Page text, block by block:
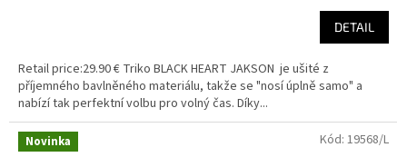
DETAIL
Retail price:29.90 € Triko BLACK HEART JAKSON je ušité z
příjemného bavlněného materiálu, takže se "nosí úplně samo" a
nabízí tak perfektní volbu pro volný čas. Díky...
Novinka Kód: 19568/L